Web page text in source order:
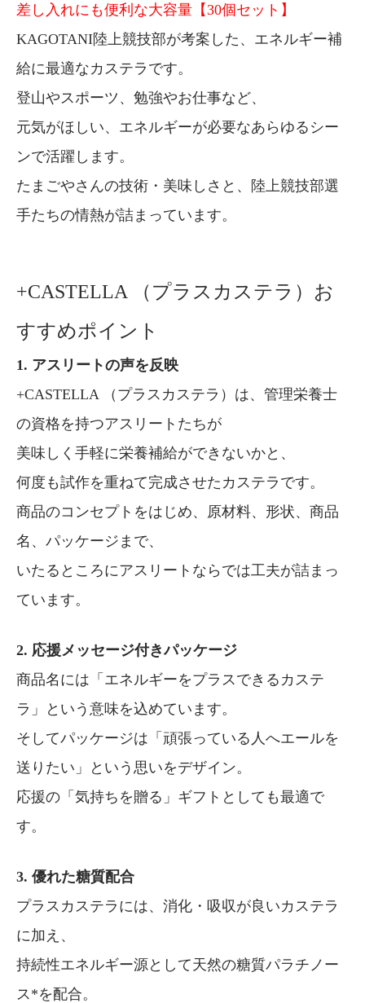
差し入れにも便利な大容量【30個セット】
KAGOTANI陸上競技部が考案した、エネルギー補
給に最適なカステラです。
登山やスポーツ、勉強やお仕事など、
元気がほしい、エネルギーが必要なあらゆるシー
ンで活躍します。
たまごやさんの技術・美味しさと、陸上競技部選
手たちの情熱が詰まっています。
+CASTELLA （プラスカステラ）お
すすめポイント
1. アスリートの声を反映
+CASTELLA （プラスカステラ）は、管理栄養士
の資格を持つアスリートたちが
美味しく手軽に栄養補給ができないかと、
何度も試作を重ねて完成させたカステラです。
商品のコンセプトをはじめ、原材料、形状、商品
名、パッケージまで、
いたるところにアスリートならでは工夫が詰まっ
ています。
2. 応援メッセージ付きパッケージ
商品名には「エネルギーをプラスできるカステ
ラ」という意味を込めています。
そしてパッケージは「頑張っている人へエールを
送りたい」という思いをデザイン。
応援の「気持ちを贈る」ギフトとしても最適で
す。
3. 優れた糖質配合
プラスカステラには、消化・吸収が良いカステラ
に加え、
持続性エネルギー源として天然の糖質パラチノー
ス*を配合。